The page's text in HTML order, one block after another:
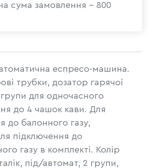
сума замовлення - 800
еспресо-машина.
трубки, дозатор гарячої
групи для одночасного
до 4 чашок кави. Для
до балонного газу,
підключення до
газу в комплекті. Колір
під/автомат, 2 групи,